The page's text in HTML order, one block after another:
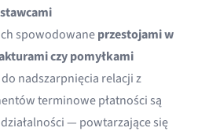
spowodowaneprzestojami w
czy pomyłkami
nadszarpnięcia relacji z
terminowe płatności są
— powtarzające się